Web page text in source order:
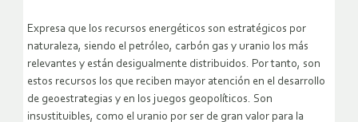
Expresa que los recursos energéticos son estratégicos por
naturaleza, siendo el petróleo, carbón gas y uranio los más
relevantes y están desigualmente distribuidos. Por tanto, son
estos recursos los que reciben mayor atención en el desarrollo
de geoestrategias y en los juegos geopolíticos. Son
insustituibles, como el uranio por ser de gran valor para la